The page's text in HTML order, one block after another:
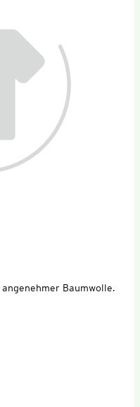
Baumwolle.